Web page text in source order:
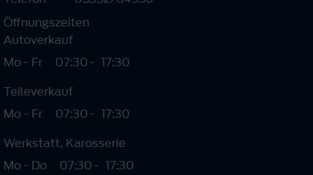
Öffnungszeiten
Autoverkauf
Mo - Fr
07:30- 17:30
Teileverkauf
Mo - Fr
07:30- 17:30
Werkstatt, Karosserie
Mo - Do
07:30- 17:30